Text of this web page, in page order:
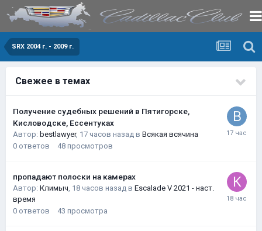
SRX 2004 г. - 2009 г.
Свежее в темах
Получение судебных решений в Пятигорске,
Кисловодске, Ессентуках
Автор: bestlawyer, 17 часов назад в Всякая всячина
0 ответов 48 просмотров
пропадают полоски на камерах
Автор: Климыч, 18 часов назад в Escalade V 2021 - наст.
время
0 ответов 43 просмотра